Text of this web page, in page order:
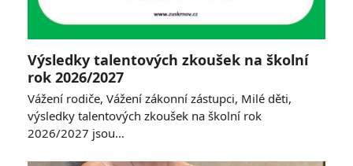
Výsledky talentových zkoušek na školní
rok 2026/2027
Vážení rodiče, Vážení zákonní zástupci, Milé děti,
výsledky talentových zkoušek na školní rok
2026/2027 jsou…